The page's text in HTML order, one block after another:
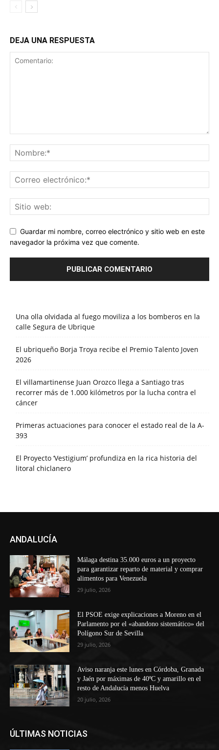
DEJA UNA RESPUESTA
Guardar mi nombre, correo electrónico y sitio web en este
navegador la próxima vez que comente.
Una olla olvidada al fuego moviliza a los bomberos en la
calle Segura de Ubrique
El ubriqueño Borja Troya recibe el Premio Talento Joven
2026
El villamartinense Juan Orozco llega a Santiago tras
recorrer más de 1.000 kilómetros por la lucha contra el
cáncer
Primeras actuaciones para conocer el estado real de la A-
393
El Proyecto ‘Vestigium’ profundiza en la rica historia del
litoral chiclanero
ANDALUCÍA
Málaga destina 35.000 euros a un proyecto
para garantizar reparto de material y comprar
alimentos para Venezuela
29 julio, 2026
El PSOE exige explicaciones a Moreno en el
Parlamento por el «abandono sistemático» del
Polígono Sur de Sevilla
29 julio, 2026
Aviso naranja este lunes en Córdoba, Granada
y Jaén por máximas de 40ºC y amarillo en el
resto de Andalucía menos Huelva
20 julio, 2026
ÚLTIMAS NOTICIAS